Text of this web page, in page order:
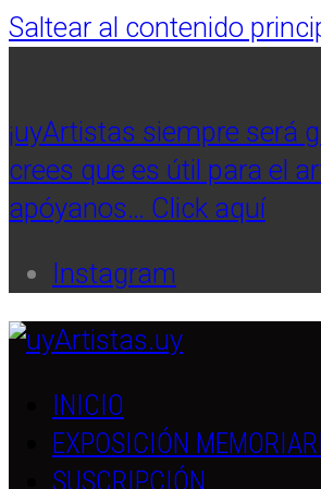
Saltear al contenido
¡uyArtistas siempre será
crees que es útil para el
apóyanos… Click aquí
Instagram
INICIO
EXPOSICIÓN
SUSCRIPCIÓN